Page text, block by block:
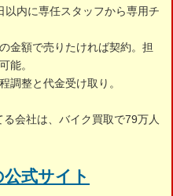
内に専任スタッフから専用チ
金額で売りたければ契約。担
能。
調整と代金受け取り。
る会社は、バイク買取で79万人
式サイト